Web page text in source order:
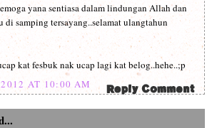
yana sentiasa dalam lindungan Allah dan
di samping tersayang..selamat ulangtahun
kat fesbuk nak ucap lagi kat belog..hehe..;p
AT 10:00 AM